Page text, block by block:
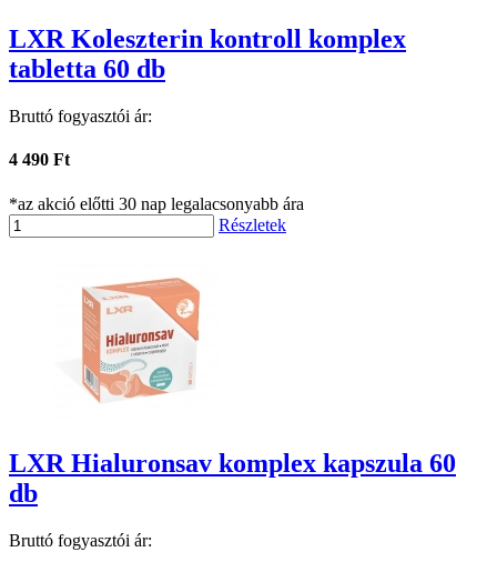
LXR Koleszterin kontroll komplex
tabletta 60 db
Bruttó fogyasztói ár:
4 490 Ft
*az akció előtti 30 nap legalacsonyabb ára
Részletek
LXR Hialuronsav komplex kapszula 60
db
Bruttó fogyasztói ár: